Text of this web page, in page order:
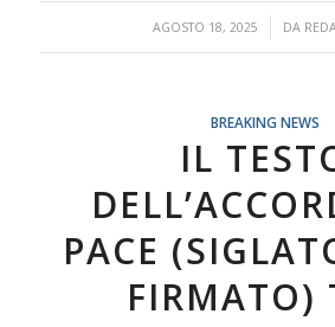
AGOSTO 18, 2025
/ DA
BREAKING NEWS
IL
PACE
FIRMATO)